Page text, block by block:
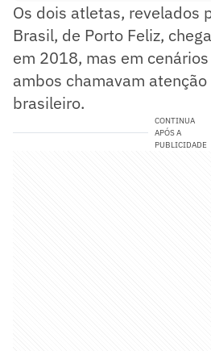
Os dois atletas, revelados
Brasil, de Porto Feliz,
em 2018, mas em
ambos chamavam
brasileiro.
CONTINUA
APÓS A
PUBLICIDADE